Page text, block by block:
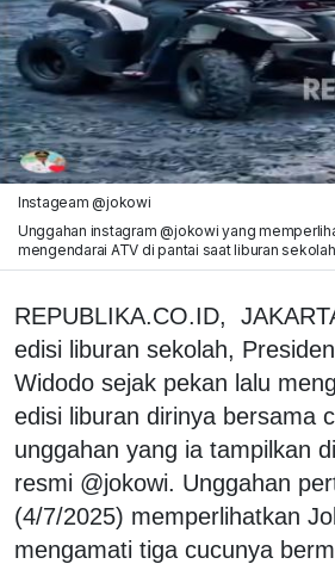
Instageam @jokowi
Unggahan instagram @jokowi yang
mengendarai ATV di pantai saat liburan
REPUBLIKA.CO.ID,
edisi liburan sekolah,
Widodo sejak pekan lalu
edisi liburan dirinya bersama
unggahan yang ia tampilkan
resmi @jokowi. Unggahan
(4/7/2025) memperlihatkan
mengamati tiga cucunya